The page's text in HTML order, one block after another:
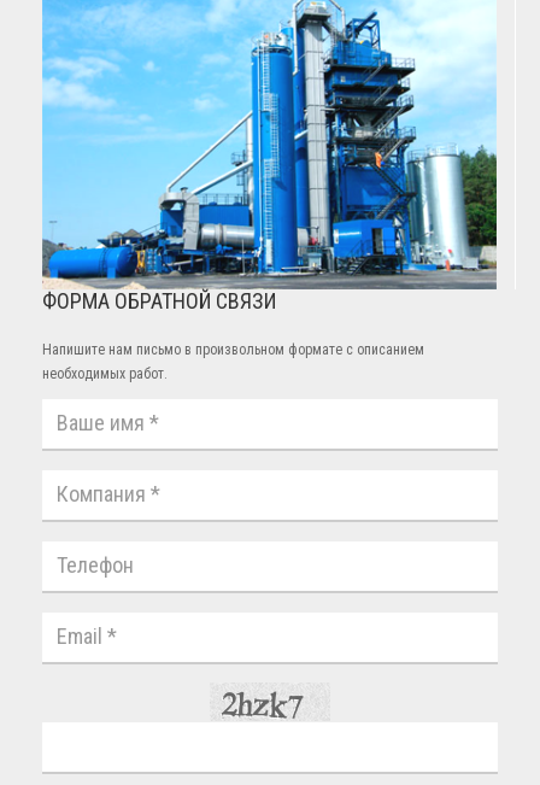
ФОРМА ОБРАТНОЙ СВЯЗИ
Напишите нам письмо в произвольном формате с описанием
необходимых работ.